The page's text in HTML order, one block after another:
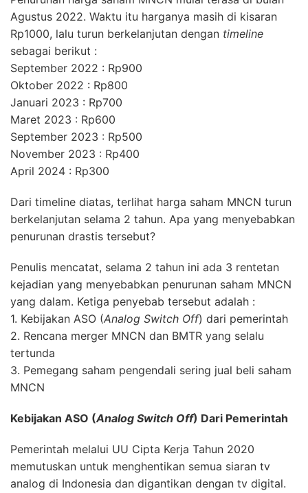
Agustus 2022. Waktu itu harganya masih di kisaran
Rp1000, lalu turun berkelanjutan dengan timeline
sebagai berikut :
September 2022 : Rp900
Oktober 2022 : Rp800
Januari 2023 : Rp700
Maret 2023 : Rp600
September 2023 : Rp500
November 2023 : Rp400
April 2024 : Rp300
Dari timeline diatas, terlihat harga saham MNCN turun
berkelanjutan selama 2 tahun. Apa yang menyebabkan
penurunan drastis tersebut?
Penulis mencatat, selama 2 tahun ini ada 3 rentetan
kejadian yang menyebabkan penurunan saham MNCN
yang dalam. Ketiga penyebab tersebut adalah :
1. Kebijakan ASO (Analog Switch Off) dari pemerintah
2. Rencana merger MNCN dan BMTR yang selalu
tertunda
3. Pemegang saham pengendali sering jual beli saham
MNCN
Kebijakan ASO (Analog Switch Off) Dari Pemerintah
Pemerintah melalui UU Cipta Kerja Tahun 2020
memutuskan untuk menghentikan semua siaran tv
analog di Indonesia dan digantikan dengan tv digital.